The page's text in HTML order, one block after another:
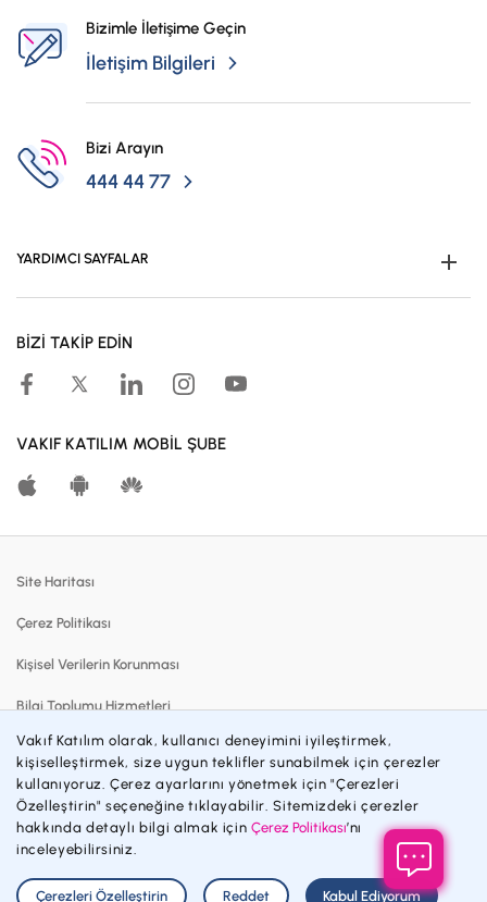
Bizimle İletişime Geçin
İletişim Bilgileri
Bizi Arayın
444 44 77
YARDIMCI SAYFALAR
Kampanyalar
Hesaplama Araçları
Katılma Hesapları
Katılım Bankacılığı
İnsan Kaynakları
Özel Durum Açıklamaları
Politikalarımız
BİZİ TAKİP EDİN
VAKIF KATILIM MOBİL ŞUBE
Site Haritası
Çerez Politikası
Kişisel Verilerin Korunması
Bilgi Toplumu Hizmetleri
Sözleşmeler ve Formlar
Gizlilik Politikası
Engelsiz Bankacılık
© 2026 Vakıf Katılım Bankası AŞ
Vakıf Katılım olarak, kullanıcı deneyimini iyileştirmek,
kişiselleştirmek, size uygun teklifler sunabilmek için çerezler
kullanıyoruz. Çerez ayarlarını yönetmek için "Çerezleri
Özelleştirin" seçeneğine tıklayabilir. Sitemizdeki çerezler
hakkında detaylı bilgi almak içinÇerez Politikası’nı
inceleyebilirsiniz.
Çerezleri Özelleştirin Reddet Kabul Ediyorum